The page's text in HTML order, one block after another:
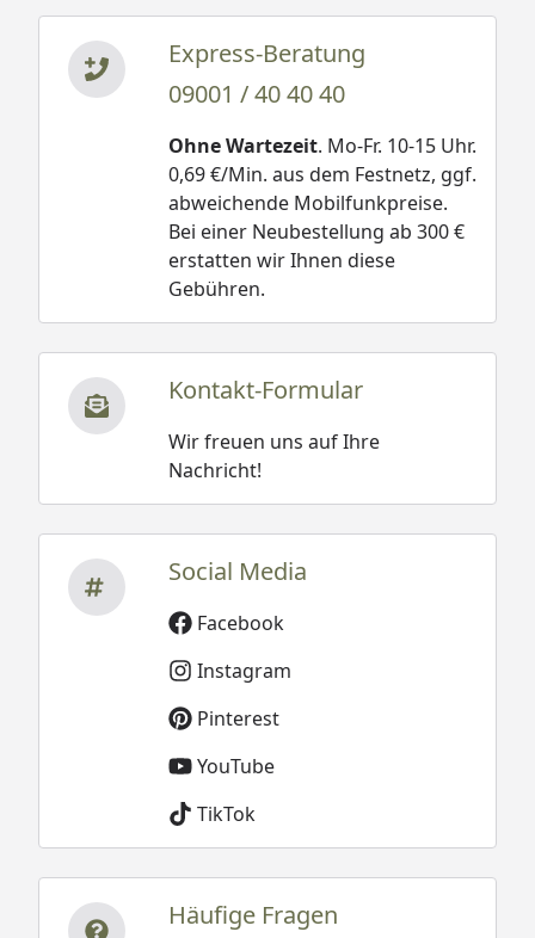
Express-Beratung
09001 / 40 40 40
Ohne Wartezeit. Mo-Fr. 10-15 Uhr.
0,69 €/Min. aus dem Festnetz, ggf.
abweichende Mobilfunkpreise.
Bei einer Neubestellung ab 300 €
erstatten wir Ihnen diese
Gebühren.
Kontakt-Formular
Wir freuen uns auf Ihre
Nachricht!
Social Media
Facebook
Instagram
Pinterest
YouTube
TikTok
Häufige Fragen